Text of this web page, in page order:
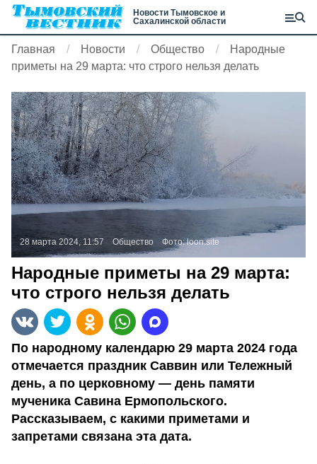
Новости Тымовское и
Сахалинской области
Главная Новости Общество
Народные
приметы на 29 марта: что строго нельзя делать
28 марта 2024, 11:57 Общество Фото:loon.site
Народные приметы на 29 марта:
что строго нельзя делать
По народному календарю 29 марта 2024 года
отмечается праздник Саввин или Тележный
день, а по церковному — день памяти
мученика Савина Ермопольского.
Рассказываем, с какими приметами и
запретами связана эта дата.